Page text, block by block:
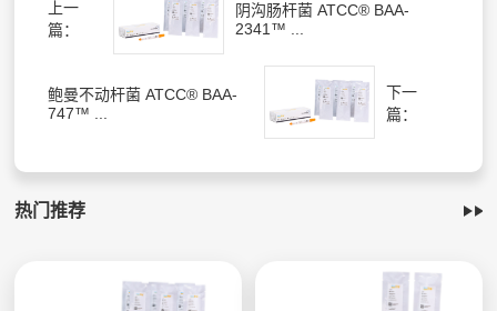
上一
篇：
阴沟肠杆菌 ATCC® BAA-
2341™ ...
鲍曼不动杆菌 ATCC® BAA-
747™ ...
下一
篇：
热门推荐